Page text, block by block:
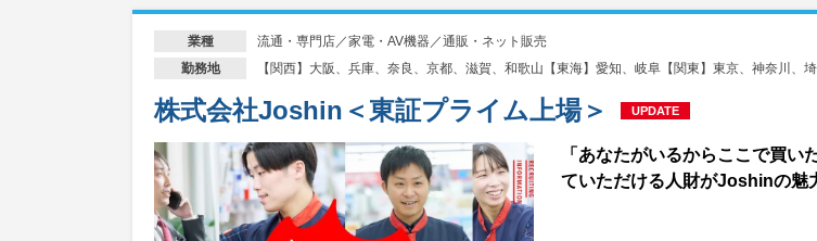
業種 流通・専門店／家電・AV機器／通販・ネット販売
勤務地 【関西】大阪、兵庫、奈良、京都、滋賀、和歌山【東海】愛知、岐阜【関東】東京、神奈川、
株式会社Joshin＜東証プライム上場＞ UPDATE
「あなたがいるからここで買い
ていただける人財がJoshinの魅